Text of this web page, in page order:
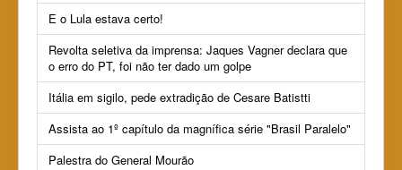
E o Lula estava certo!
Revolta seletiva da imprensa: Jaques Vagner declara que
o erro do PT, foi não ter dado um golpe
Itália em sigilo, pede extradição de Cesare Batistti
Assista ao 1º capítulo da magnífica série "Brasil Paralelo"
Palestra do General Mourão